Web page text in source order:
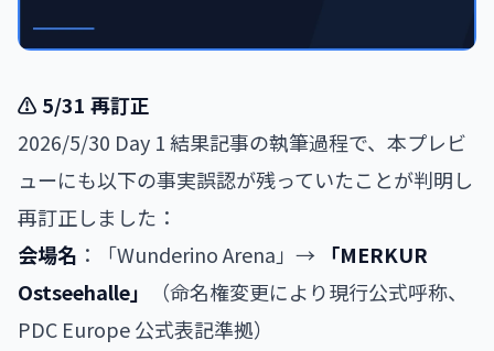
⚠️ 5/31 再訂正
2026/5/30 Day 1 結果記事の執筆過程で、本プレビ
ューにも以下の事実誤認が残っていたことが判明し
再訂正しました：
会場名 ：「Wunderino Arena」→
「MERKUR
Ostseehalle」
（命名権変更により現行公式呼称、
PDC Europe 公式表記準拠）